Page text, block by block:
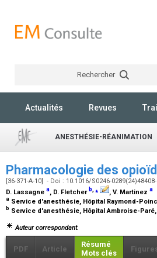
Rechercher
Actualités Revues
ANESTHÉSIE-RÉANIMATION
Pharmacologie des
[36-371-A-10] - Doi : 10.1016/S0246-
D. Lassagne a, D. Fletcher b,⁎ , V. Martinez a
a Service d'anesthésie, Hôpital Raymond-
b Service d'anesthésie, Hôpital Ambroise-
Auteur correspondant.
PDF Article
Résumé
Mots clés